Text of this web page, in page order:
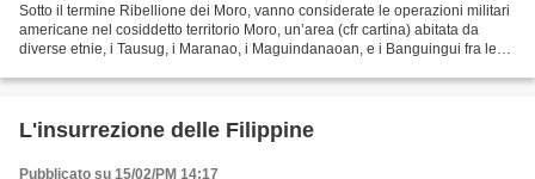
Sotto il termine Ribellione dei Moro, vanno considerate le operazioni militari
americane nel cosiddetto territorio Moro, un’area (cfr cartina) abitata da
diverse etnie, i Tausug, i Maranao, i Maguindanaoan, e i Banguingui fra le
L'insurrezione delle Filippine
Pubblicato su 15/02/PM 14:17